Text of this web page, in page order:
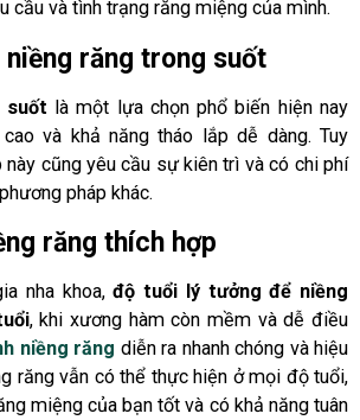
cầu và tình trạng răng miệng của mình.
niềng răng trong suốt
suốt là một lựa chọn phổ biến hiện nay
và khả năng tháo lắp dễ dàng. Tuy
này cũng yêu cầu sự kiên trì và có chi phí
pháp khác.
răng thích hợp
nha khoa,độ tuổi lý tưởng để niềng
, khi xương hàm còn mềm và dễ điều
niềng răng diễn ra nhanh chóng và hiệu
răng vẫn có thể thực hiện ở mọi độ tuổi,
miệng của bạn tốt và có khả năng tuân